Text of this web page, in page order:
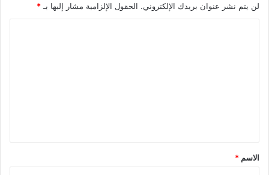
لن يتم نشر عنوان بريدك الإلكتروني. الحقول الإلزامية مشار إليها بـ *
*
الاسم *